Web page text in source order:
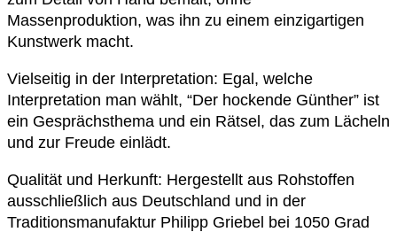
Massenproduktion, was ihn zu einem einzigartigen
Kunstwerk macht.
Vielseitig in der Interpretation: Egal, welche
Interpretation man wählt, “Der hockende Günther” ist
ein Gesprächsthema und ein Rätsel, das zum Lächeln
und zur Freude einlädt.
Qualität und Herkunft: Hergestellt aus Rohstoffen
ausschließlich aus Deutschland und in der
Traditionsmanufaktur Philipp Griebel bei 1050 Grad